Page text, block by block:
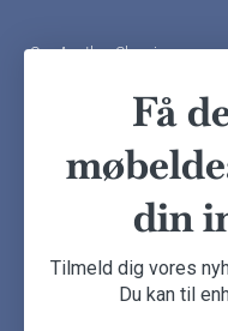
Om Another Classic
Handelsbetingelser
Få
din
Tilmeld dig vores
Du kan til